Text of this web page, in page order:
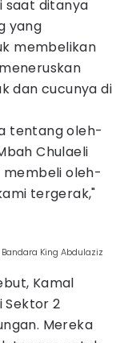
saat ditanya
yang
membelikan
dan cucunya di
tentang oleh-
Chulaeli
membeli oleh-
tergerak,"
King Abdulaziz
Kamal
2
Mereka